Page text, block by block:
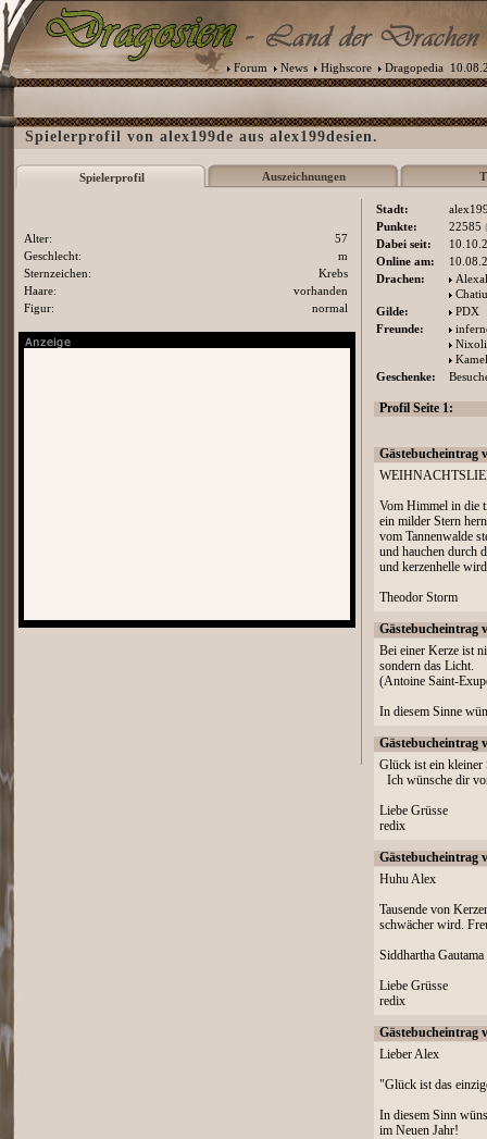
Forum News Highscore Dragopedia
Spielerprofil von alex199de aus alex199desien.
Spielerprofil Auszeichnungen
Stadt:
Punkte:
22585
Dabei seit:
Online am:
Drachen:
Gilde:
PDX
Freunde:
Geschenke:
Profil Seite 1:
Gästebucheintrag
Vom Himmel in die
ein milder Stern
vom Tannenwalde
und hauchen durch
und kerzenhelle
Theodor Storm
Gästebucheintrag
Bei einer Kerze ist
sondern das Licht.
(Antoine Saint-
In diesem Sinne
Gästebucheintrag
Glück ist ein kleiner
Ich wünsche dir
Liebe Grüsse
redix
Gästebucheintrag
Huhu Alex
Tausende von
schwächer wird.
Siddhartha
Liebe Grüsse
redix
Gästebucheintrag
Lieber Alex
"Glück ist das
In diesem Sinn
im Neuen Jahr!
Alter:
57
Geschlecht:
m
Sternzeichen:
Krebs
Haare:
vorhanden
Figur:
normal